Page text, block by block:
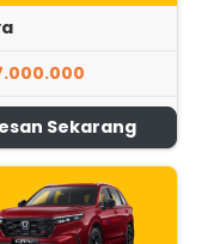
Sekarang